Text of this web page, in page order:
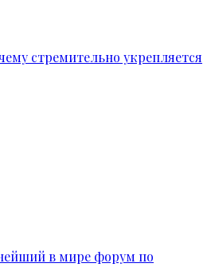
стремительно укрепляется
в мире форум по